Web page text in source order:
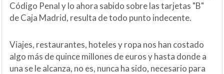
Código Penal y lo ahora sabido sobre las tarjetas "B"
de Caja Madrid, resulta de todo punto indecente.
Viajes, restaurantes, hoteles y ropa nos han costado
algo más de quince millones de euros y hasta donde a
una se le alcanza, no es, nunca ha sido, necesario para